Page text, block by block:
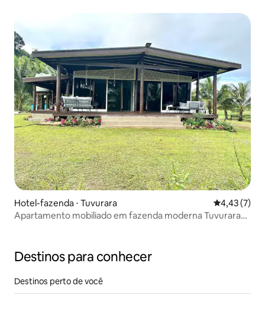
Hotel-fazenda ⋅ Tuvurara 4,43 de
4,43 (7)
Apartamento mobiliado em fazenda moderna Tuvurara
Destinos para conhecer
Destinos perto de você